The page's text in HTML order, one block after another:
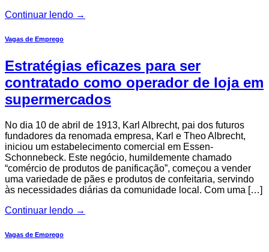
Continuar lendo →
Vagas de Emprego
Estratégias eficazes para ser
contratado como operador de loja em
supermercados
No dia 10 de abril de 1913, Karl Albrecht, pai dos futuros
fundadores da renomada empresa, Karl e Theo Albrecht,
iniciou um estabelecimento comercial em Essen-
Schonnebeck. Este negócio, humildemente chamado
“comércio de produtos de panificação”, começou a vender
uma variedade de pães e produtos de confeitaria, servindo
às necessidades diárias da comunidade local. Com uma […]
Continuar lendo →
Vagas de Emprego